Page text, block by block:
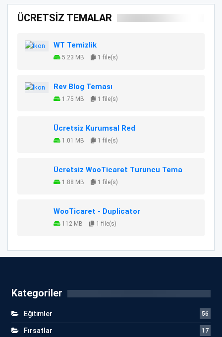
ÜCRETSİZ TEMALAR
WT Temizlik
5.23 MB 1 file(s)
Rev Blog Teması
1.75 MB 1 file(s)
Ücretsiz Kurumsal Red
1.01 MB 1 file(s)
Ücretsiz WooTicaret Turuncu Tema
1.88 MB 1 file(s)
WooTicaret - Duplicator
112 MB 1 file(s)
Kategoriler
Eğitimler 56
Fırsatlar 17